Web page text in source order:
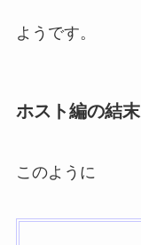
ようです。
ホスト編の結末
このように